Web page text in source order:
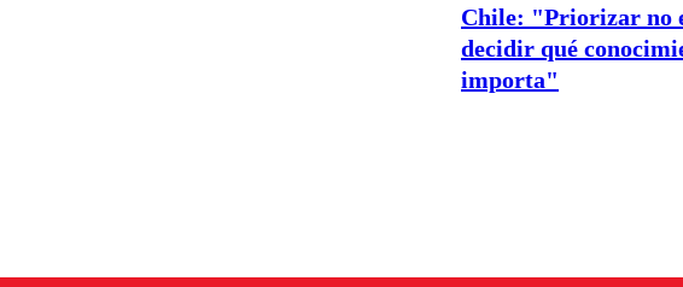
Chile: "Priorizar no
decidir qué
importa"